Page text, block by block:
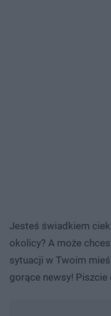
Jesteś świadkiem
okolicy? A może
sytuacji w Twoim
gorące newsy! Piszcie